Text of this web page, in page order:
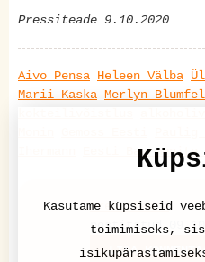
Pressiteade 9.10.2020
Aivo Pensa Heleen Välba
Marii Kaska Merlyn
Eesti
Pressiteade
postitatud
LISA
Kasutame küpsiseid
toimimiseks,